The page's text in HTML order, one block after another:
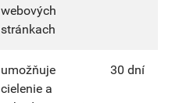
webových
stránkach
umožňuje
cielenie a
30 dní